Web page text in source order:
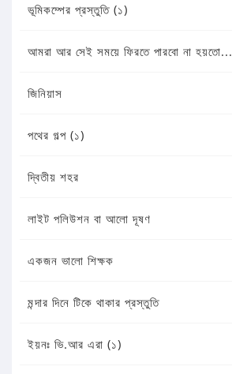
ভূমিকম্পের প্রস্তুতি (১)
আমরা আর সেই সময়ে ফিরতে পারবো না হয়তো...
জিনিয়াস
পথের গল্প (১)
দ্বিতীয় শহর
লাইট পলিউশন বা আলো দূষণ
একজন ভালো শিক্ষক
মন্দার দিনে টিকে থাকার প্রস্তুতি
ইয়নঃ ভি.আর এরা (১)